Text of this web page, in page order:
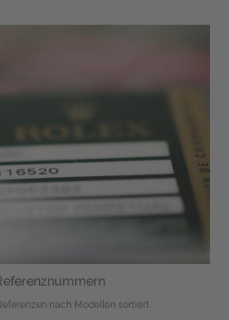
nach Modellen sortiert.